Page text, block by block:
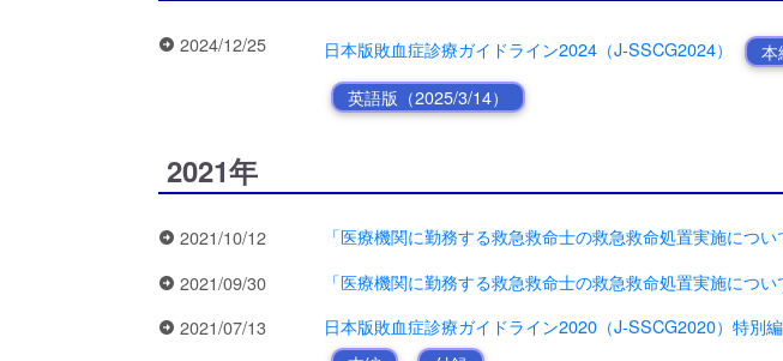
2024/12/25 日本版敗血症診療ガイドライン2024（J-SSCG2024） 本
英語版（2025/3/14）
2021年
2021/10/12
「医療機関に勤務する救急救命士の救急救命処置実施につ
2021/09/30
「医療機関に勤務する救急救命士の救急救命処置実施につ
2021/07/13
日本版敗血症診療ガイドライン2020（J-SSCG2020）特